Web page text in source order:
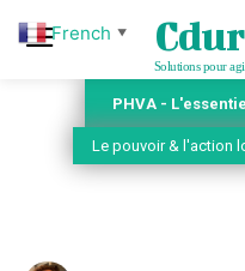
Solutions pour
PHVA -
Le pouvoir & l'action
French ▼